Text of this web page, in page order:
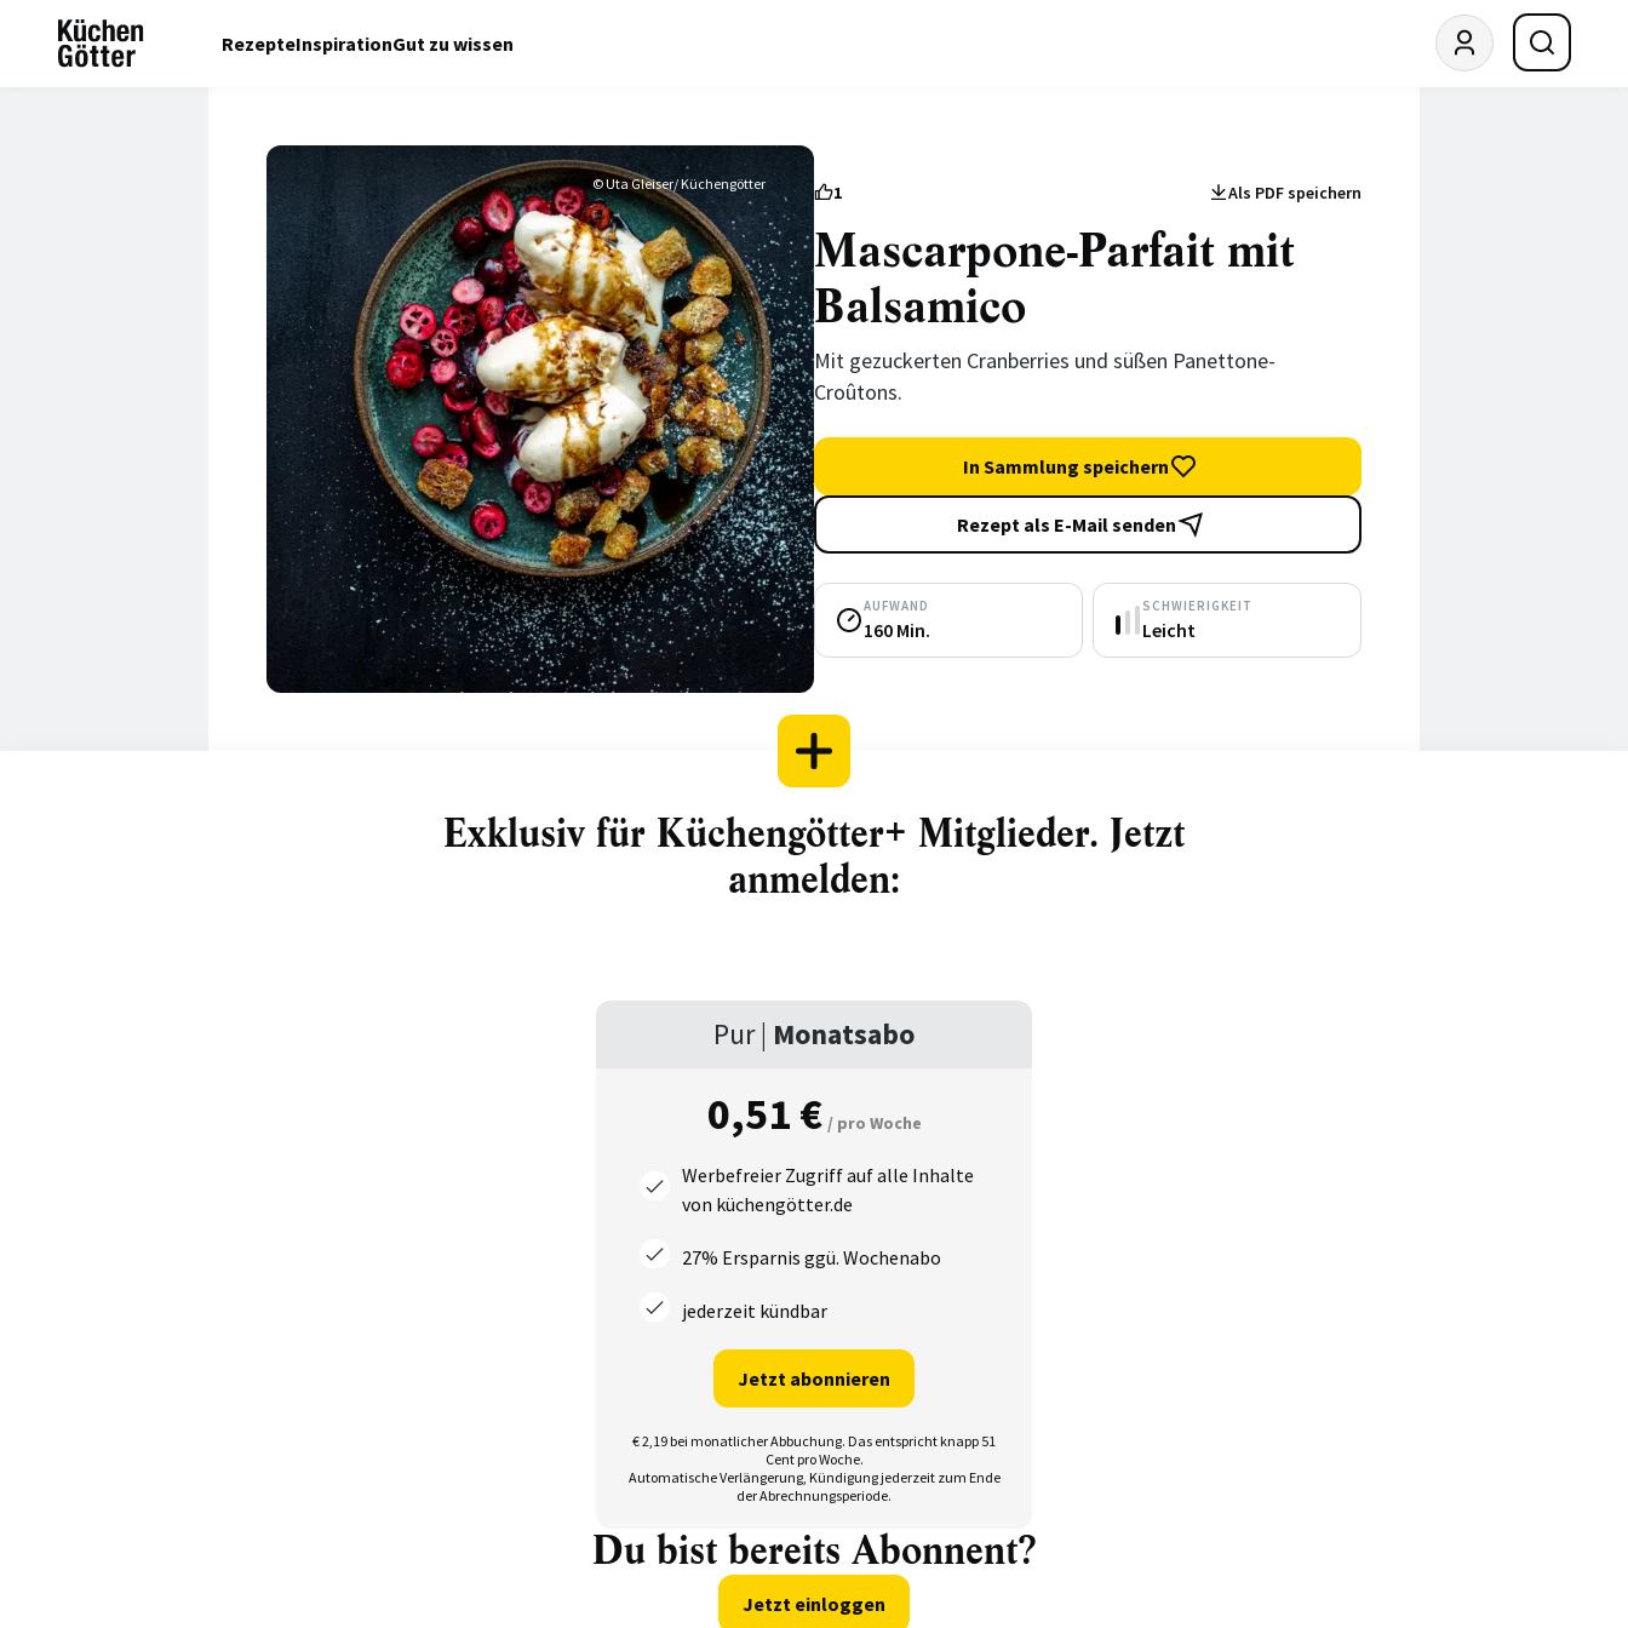
RezepteInspirationGut zu wissen
© Uta Gleiser/ Küchengötter 1 Als PDF speichern
Mascarpone-Parfait mit
Balsamico
Mit gezuckerten Cranberries und süßen Panettone-
Croûtons.
In Sammlung speichern
Rezept als E-Mail senden
AUFWAND
160 Min.
SCHWIERIGKEIT
Leicht
Exklusiv für Küchengötter+ Mitglieder. Jetzt
anmelden:
Pur | Monatsabo
0,51 € / pro Woche
Werbefreier Zugriff auf alle Inhalte
von küchengötter.de
27% Ersparnis ggü. Wochenabo
jederzeit kündbar
Jetzt abonnieren
€ 2,19 bei monatlicher Abbuchung. Das entspricht knapp 51
Cent pro Woche.
Automatische Verlängerung, Kündigung jederzeit zum Ende
der Abrechnungsperiode.
Du bist bereits Abonnent?
Jetzt einloggen